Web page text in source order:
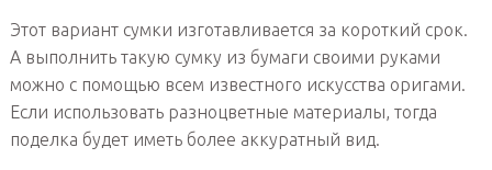
Этот вариант сумки изготавливается за короткий срок.
А выполнить такую сумку из бумаги своими руками
можно с помощью всем известного искусства оригами.
Если использовать разноцветные материалы, тогда
поделка будет иметь более аккуратный вид.